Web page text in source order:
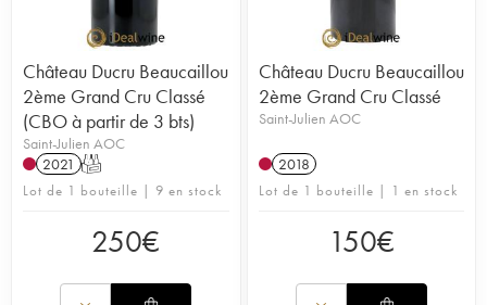
Château Ducru Beaucaillou
2ème Grand Cru Classé
(CBO à partir de 3 bts)
Saint-Julien AOC
2021 T
Lot de 1 bouteille | 9 en stock
250€
Château Ducru Beaucaillou
2ème Grand Cru Classé
Saint-Julien AOC
2018
Lot de 1 bouteille | 1 en stock
150€